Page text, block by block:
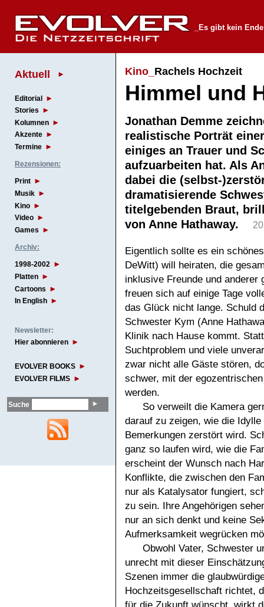
_Es gibt kein Ende
Aktuell
Editorial
Stories
Kolumnen
Akzente
Termine
Rezensionen:
Print
Musik
Kino
Video
Games
Archiv:
1998-2002
Platten
Cartoons
In English
Newsletter:
Hier abonnieren
EVOLVER BOOKS
EVOLVER FILMS
Suche
Kino_ Rachels Hochzeit
Himmel und
Jonathan Demme
realistische Porträt
einiges an Trauer und
aufzuarbeiten hat. Als
dabei die (selbst-
dramatisierende
titelgebenden Braut,
von Anne Hathaway.
Eigentlich sollte es ein
DeWitt) will heiraten, die
inklusive Freunde und
freuen sich auf einige Tage
das Glück nicht lange. Schuld
Schwester Kym (Anne
Klinik nach Hause kommt.
Suchtproblem und viele
zwar nicht alle Gäste stören,
schwer, mit der
werden.
So verweilt die Kamera
darauf zu zeigen, wie die
Bemerkungen zerstört wird.
ganz so laufen wird, wie die
erscheint der Wunsch nach
Konflikte, die zwischen den
nur als Katalysator fungiert,
zu sein. Ihre Angehörigen
nur an sich denkt und keine
Aufmerksamkeit wegrücken
Obwohl Vater, Schwester
unrecht mit dieser
Szenen immer die
Hochzeitsgesellschaft richtet,